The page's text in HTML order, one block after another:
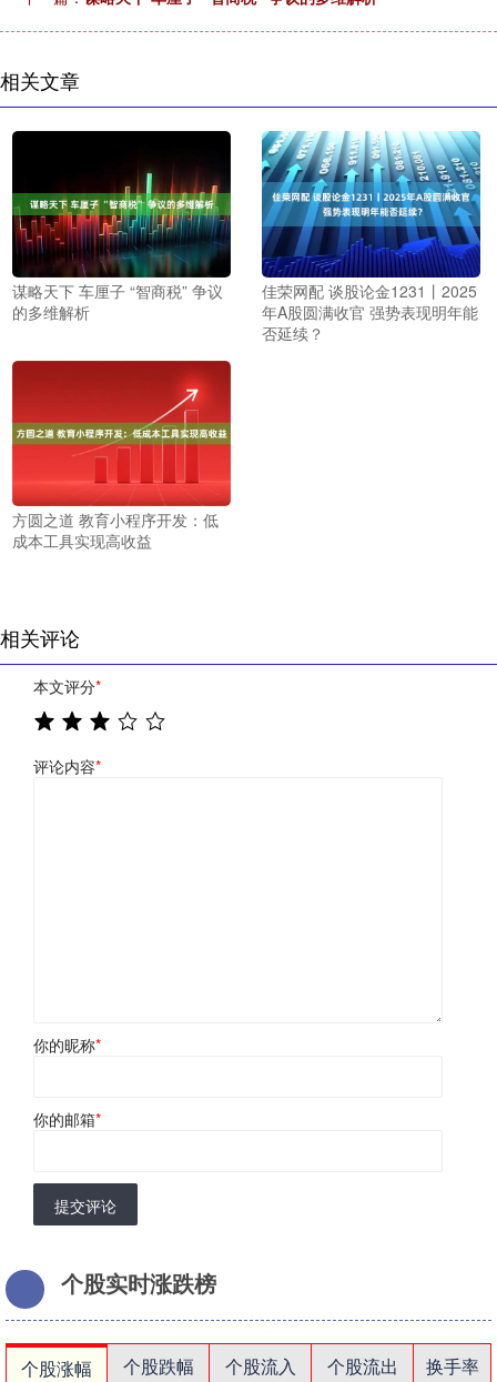
相关文章
谋略天下 车厘子 “智商税” 争议
的多维解析
佳荣网配 谈股论金1231丨2025
年A股圆满收官 强势表现明年能
否延续？
方圆之道 教育小程序开发：低
成本工具实现高收益
相关评论
本文评分*
评论内容*
你的昵称*
你的邮箱*
提交评论
个股实时涨跌榜
个股涨幅 个股跌幅 个股流入 个股流出
换手率